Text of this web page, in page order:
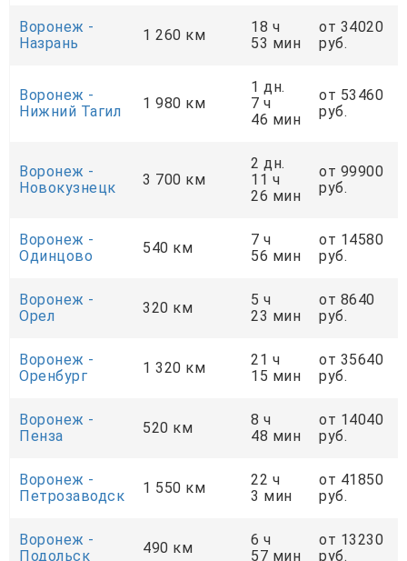
Воронеж -
Назрань
1 260 км
18 ч
53 мин
от 34020
руб.
Воронеж -
Нижний Тагил
1 980 км
1 дн.
7 ч
46 мин
от 53460
руб.
Воронеж -
Новокузнецк
3 700 км
2 дн.
11 ч
26 мин
от 99900
руб.
Воронеж -
Одинцово
540 км
7 ч
56 мин
от 14580
руб.
Воронеж -
Орел
320 км
5 ч
23 мин
от 8640
руб.
Воронеж -
Оренбург
1 320 км
21 ч
15 мин
от 35640
руб.
Воронеж -
Пенза
520 км
8 ч
48 мин
от 14040
руб.
Воронеж -
Петрозаводск
1 550 км
22 ч
3 мин
от 41850
руб.
Воронеж -
Подольск
490 км
6 ч
57 мин
от 13230
руб.